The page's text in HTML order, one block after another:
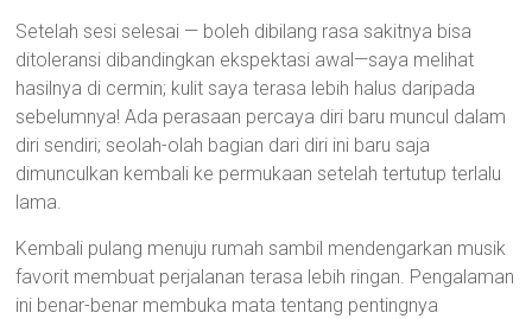
Setelah sesi selesai — boleh dibilang rasa sakitnya bisa
ditoleransi dibandingkan ekspektasi awal—saya melihat
hasilnya di cermin; kulit saya terasa lebih halus daripada
sebelumnya! Ada perasaan percaya diri baru muncul dalam
diri sendiri; seolah-olah bagian dari diri ini baru saja
dimunculkan kembali ke permukaan setelah tertutup terlalu
lama.
Kembali pulang menuju rumah sambil mendengarkan musik
favorit membuat perjalanan terasa lebih ringan. Pengalaman
ini benar-benar membuka mata tentang pentingnya